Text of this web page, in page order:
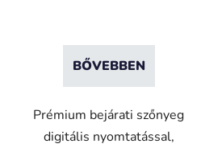
BŐVEBBEN
Prémium bejárati szőnyeg
digitális nyomtatással,